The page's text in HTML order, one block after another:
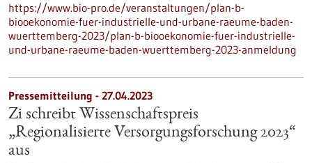
https://www.bio-pro.de/veranstaltungen/plan-b-
biooekonomie-fuer-industrielle-und-urbane-raeume-baden-
wuerttemberg-2023/plan-b-biooekonomie-fuer-industrielle-
und-urbane-raeume-baden-wuerttemberg-2023-anmeldung
Pressemitteilung - 27.04.2023
Zi schreibt Wissenschaftspreis
„Regionalisierte Versorgungsforschung 2023“
aus